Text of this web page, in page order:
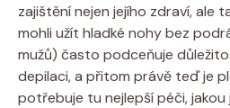
zajištění nejen jejího zdraví, ale
mohli užít hladké nohy bez
mužů) často podceňuje
depilaci, a přitom právě teď je
potřebuje tu nejlepší péči,